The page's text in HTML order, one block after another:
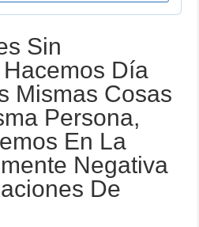
Sin
Día
Mismas Cosas
Persona,
En La
Negativa
De